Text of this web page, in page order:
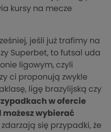
kursy na mecze
jeśli już trafimy na
Superbet, to futsal uda
ligowym, czyli
ci proponują zwykle
ligę brazylijską czy
w ofercie
wybierać
się przypadki, że